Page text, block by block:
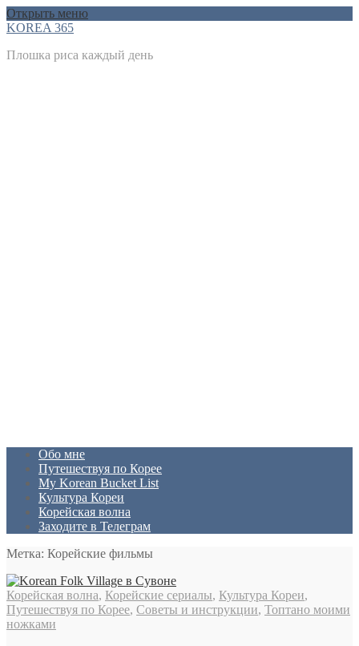
Открыть меню
KOREA 365
Плошка риса каждый день
Обо мне
Путешествуя по Корее
My Korean Bucket List
Культура Кореи
Корейская волна
Заходите в Телеграм
Метка: Корейские фильмы
Корейская волна, Корейские сериалы, Культура Кореи,
Путешествуя по Корее, Советы и инструкции, Топтано моими
ножками